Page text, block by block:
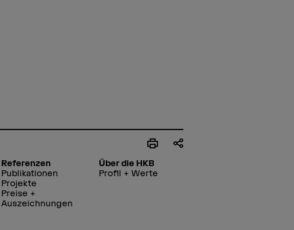
Referenzen
Publikationen
Projekte
Preise +
Auszeichnungen
Über die HKB
Profil + Werte